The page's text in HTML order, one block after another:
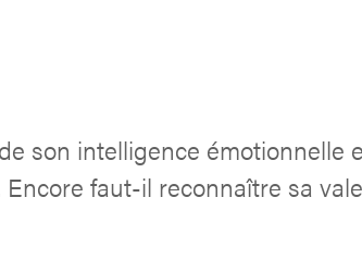
son intelligence émotionnelle
faut-il reconnaître sa